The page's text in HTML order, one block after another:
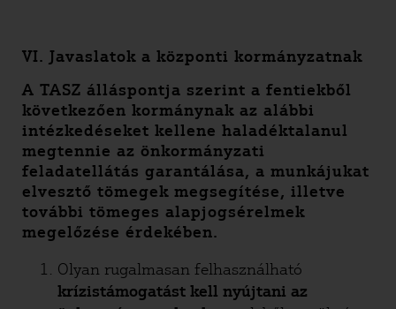
VI. Javaslatok a központi kormányzatnak
A TASZ álláspontja szerint a fentiekből
következően kormánynak az alábbi
intézkedéseket kellene haladéktalanul
megtennie az önkormányzati
feladatellátás garantálása, a munkájukat
elvesztő tömegek megsegítése, illetve
további tömeges alapjogsérelmek
megelőzése érdekében.
Olyan rugalmasan felhasználható
krízistámogatást kell nyújtani az